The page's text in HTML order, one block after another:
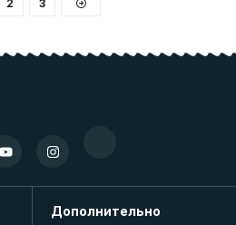
2 3
Дополнительно